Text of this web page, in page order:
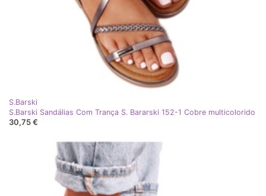
S.Barski
S.Barski Sandálias Com Trança S. Bararski 152-1 Cobre multicolorido
30,75 €